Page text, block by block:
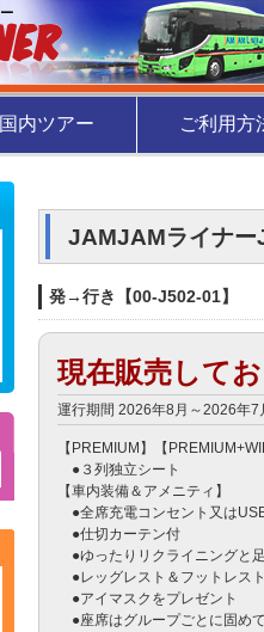
国内ツアー ご利用方
JAMJAMライナ
発→行き【00-J502-01】
現在販売して
運行期間 2026年8月～2026年7
【PREMIUM】【
●３列独立シート
【車内装備＆アメニティ】
●全席充電コンセント又は
●仕切カーテン付
●ゆったりリクライニングと
●レッグレスト＆フットレス
●アイマスクをプレゼント
●座席はグループごとに固め